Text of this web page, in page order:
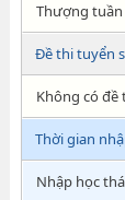
Thượng
Đề thi tuyển
Không có đề
Thời gian
Nhập học